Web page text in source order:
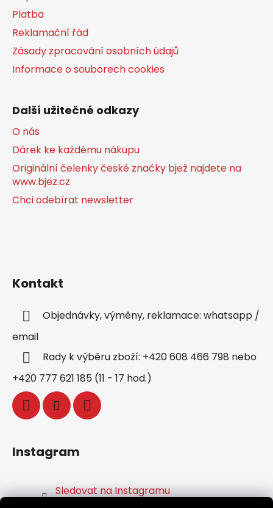
Platba
Reklamační řád
Zásady zpracování osobních údajů
Informace o souborech cookies
Další užitečné odkazy
O nás
Dárek ke každému nákupu
Originální čelenky české značky bjež najdete na
www.bjez.cz
Chci odebírat newsletter
Kontakt
Objednávky, výměny, reklamace: whatsapp /
email
Rady k výběru zboží: +420 608 466 798 nebo
+420 777 621 185 (11 - 17 hod.)
Instagram
Sledovat na Instagramu